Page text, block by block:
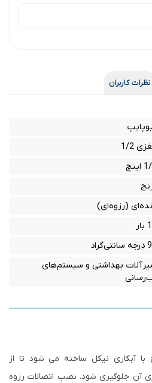
نظرات کاربران
1/2
(رزوه‌ای)
بهداشتی و سیستم‌های
با آبکاری نیکل ساخته می شود تا از
آن جلوگیری شود. نصب اتصالات رزوه